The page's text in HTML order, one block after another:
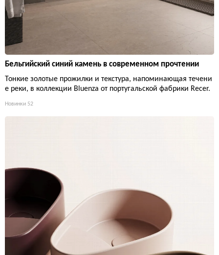
Бельгийский синий камень в современном прочтении
Тонкие золотые прожилки и текстура, напоминающая течени
е реки, в коллекции Bluenza от португальской фабрики Recer.
Новинки 52